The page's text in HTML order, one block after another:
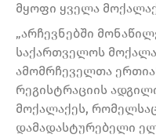
მყოფი ყველა
„არჩევნებში
საქართველოს
ამომრჩეველთა
რეგისტრაციის
მოქალაქეს,
დამადასტურებელი